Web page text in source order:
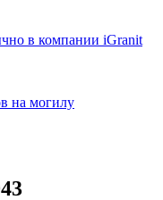
в компании iGranit
на могилу